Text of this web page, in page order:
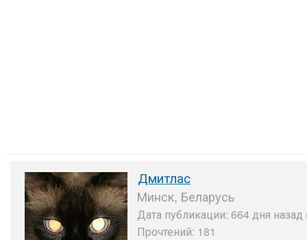
Дмитлас
Минск, Беларусь
Дата публикации: 664 дня назад
Прочтений: 181